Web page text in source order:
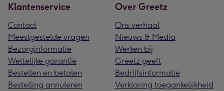
Klantenservice
Contact
Meestgestelde vragen
Bezorginformatie
Wettelijke garantie
Bestellen en betalen
Bestelling annuleren
Over Greetz
Ons verhaal
Nieuws & Media
Werken bij
Greetz geeft
Bedrijfsinformatie
Verklaring toegankelijkheid